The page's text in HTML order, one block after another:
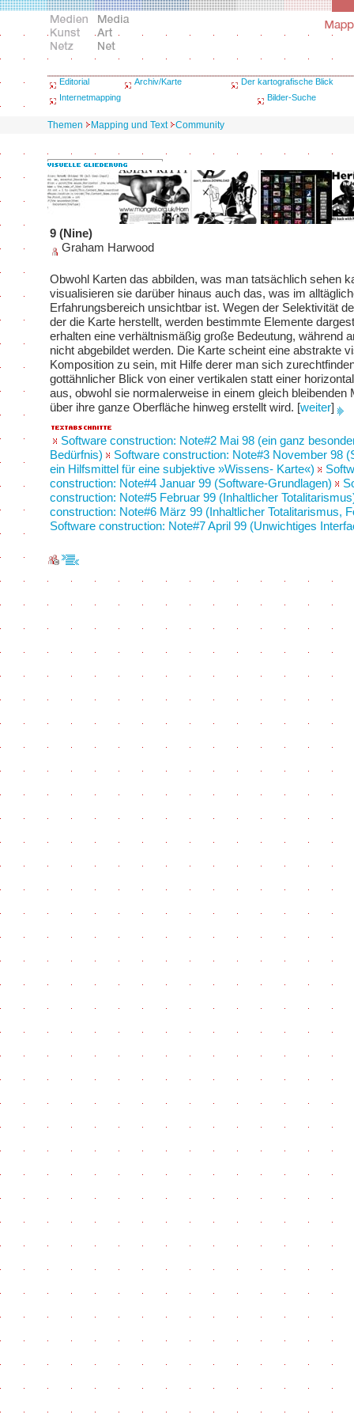
Editorial Archiv/Karte
Der kartografische Blick
Internetmapping
Bilder-Suche
Themen Mapping und Text Community
9 (Nine)
Graham Harwood
Obwohl Karten das abbilden, was man tatsächlich sehen
visualisieren sie darüber hinaus auch das, was im
Erfahrungsbereich unsichtbar ist. Wegen der Selektivität
der die Karte herstellt, werden bestimmte Elemente
erhalten eine verhältnismäßig große Bedeutung, während
nicht abgebildet werden. Die Karte scheint eine abstrakte
Komposition zu sein, mit Hilfe derer man sich
gottähnlicher Blick von einer vertikalen statt einer
aus, obwohl sie normalerweise in einem gleich bleibenden
über ihre ganze Oberfläche hinweg erstellt wird. [weiter]
Software construction: Note#2 Mai 98 (ein ganz
Bedürfnis)
Software construction: Note#3 November 98
ein Hilfsmittel für eine subjektive »Wissens- Karte«)
construction: Note#4 Januar 99 (Software-Grundlagen)
construction: Note#5 Februar 99 (Inhaltlicher
construction: Note#6 März 99 (Inhaltlicher Totalitarismus,
Software construction: Note#7 April 99 (Unwichtiges